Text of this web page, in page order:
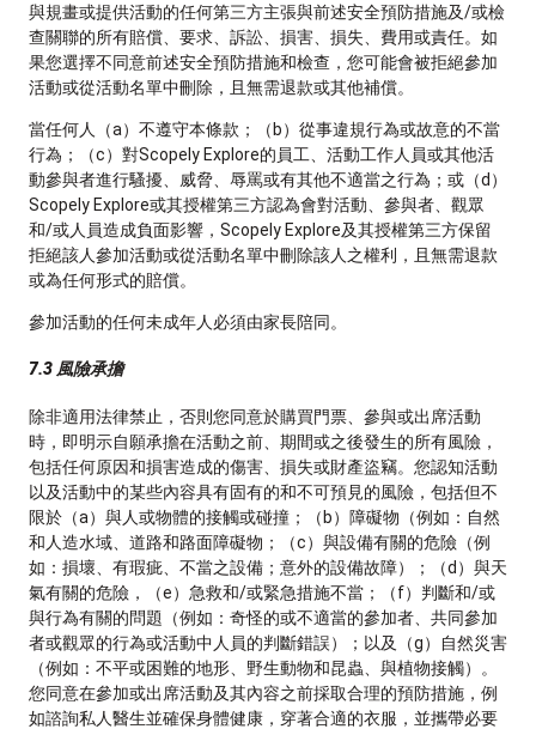
與規畫或提供活動的任何第三方主張與前述安全預防措施及/或檢
查關聯的所有賠償、要求、訴訟、損害、損失、費用或責任。如
果您選擇不同意前述安全預防措施和檢查，您可能會被拒絕參加
活動或從活動名單中刪除，且無需退款或其他補償。
當任何人（a）不遵守本條款；（b）從事違規行為或故意的不當
行為；（c）對Scopely Explore的員工、活動工作人員或其他活
動參與者進行騷擾、威脅、辱罵或有其他不適當之行為；或（d）
Scopely Explore或其授權第三方認為會對活動、參與者、觀眾
和/或人員造成負面影響，Scopely Explore及其授權第三方保留
拒絕該人參加活動或從活動名單中刪除該人之權利，且無需退款
或為任何形式的賠償。
參加活動的任何未成年人必須由家長陪同。
7.3 風險承擔
除非適用法律禁止，否則您同意於購買門票、參與或出席活動
時，即明示自願承擔在活動之前、期間或之後發生的所有風險，
包括任何原因和損害造成的傷害、損失或財產盜竊。您認知活動
以及活動中的某些內容具有固有的和不可預見的風險，包括但不
限於（a）與人或物體的接觸或碰撞；（b）障礙物（例如：自然
和人造水域、道路和路面障礙物；（c）與設備有關的危險（例
如：損壞、有瑕疵、不當之設備；意外的設備故障）；（d）與天
氣有關的危險，（e）急救和/或緊急措施不當；（f）判斷和/或
與行為有關的問題（例如：奇怪的或不適當的參加者、共同參加
者或觀眾的行為或活動中人員的判斷錯誤）；以及（g）自然災害
（例如：不平或困難的地形、野生動物和昆蟲、與植物接觸）。
您同意在參加或出席活動及其內容之前採取合理的預防措施，例
如諮詢私人醫生並確保身體健康，穿著合適的衣服，並攜帶必要